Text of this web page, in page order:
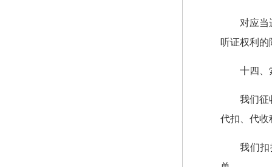
对应当
听证权利的
十四、
我们征
代扣、代收
我们